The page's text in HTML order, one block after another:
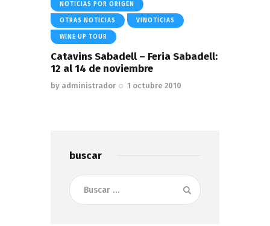
NOTICIAS POR ORIGEN
OTRAS NOTICIAS VINOTICIAS
WINE UP TOUR
Catavins Sabadell – Feria Sabadell:
12 al 14 de noviembre
by administrador 1 octubre 2010
buscar
Buscar: